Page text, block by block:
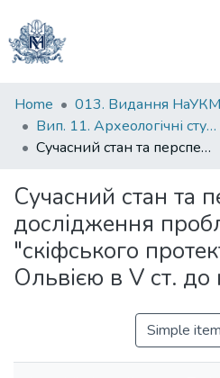
Communities
&
Collections
Statistics
Home 013. Видання
Вип. 11. Археологічні студії
Сучасний стан та перспективи дослідження проблеми "скіфського протекторату" над Ольвією в V ст. до н. е.
Сучасний стан та
дослідження
"скіфського
Ольвією в V ст. до
Simple